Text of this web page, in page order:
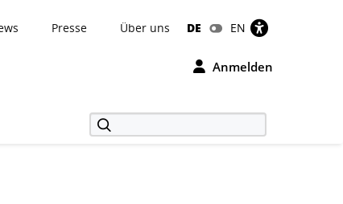
Presse Über uns DE EN
Anmelden